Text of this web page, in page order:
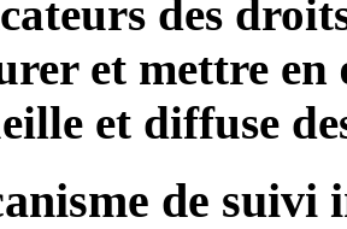
des
et mettre
et diffuse
de suivi